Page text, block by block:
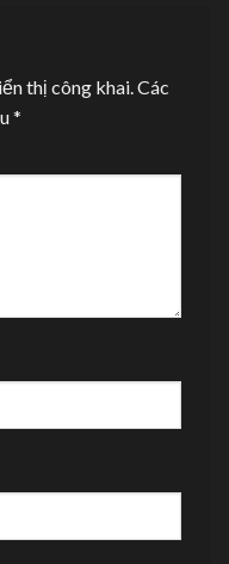
thị công khai. Các
*